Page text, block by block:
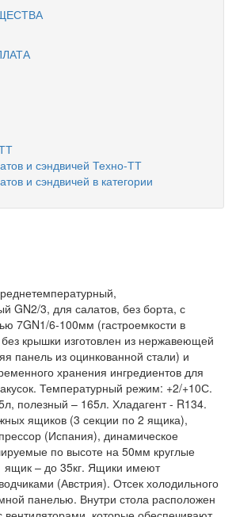
и сэндвичей Техно-ТТ
и сэндвичей в категории
GN2/3, для салатов, без борта, с
7GN1/6-100мм (гастроемкости в
крышки изготовлен из нержавеющей
панель из оцинкованной стали) и
хранения ингредиентов для
Температурный режим: +2/+10С.
полезный – 165л. Хладагент - R134.
ящиков (3 секции по 2 ящика),
(Испания), динамическое
по высоте на 50мм круглые
ящик – до 35кг. Ящики имеют
(Австрия). Отсек холодильного
панелью. Внутри стола расположен